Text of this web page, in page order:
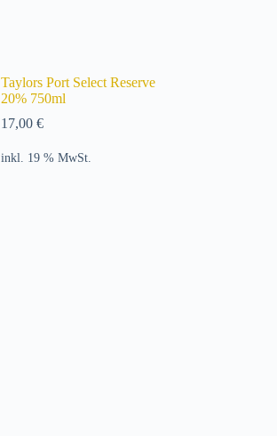
Taylors Port Select Reserve
20% 750ml
17,00 €
inkl. 19 % MwSt.